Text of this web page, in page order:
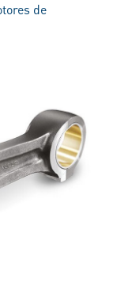
de